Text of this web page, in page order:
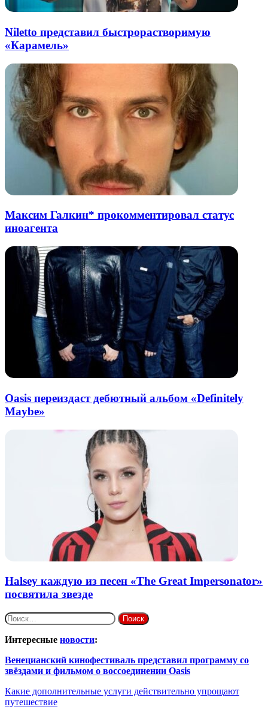
Niletto представил быстрорастворимую
«Карамель»
Максим Галкин* прокомментировал статус
иноагента
Oasis переиздаст дебютный альбом «Definitely
Maybe»
Halsey каждую из песен «The Great Impersonator»
посвятила звезде
Найти:
Интересные новости:
Венецианский кинофестиваль представил программу со
звёздами и фильмом о воссоединении Oasis
Какие дополнительные услуги действительно упрощают
путешествие